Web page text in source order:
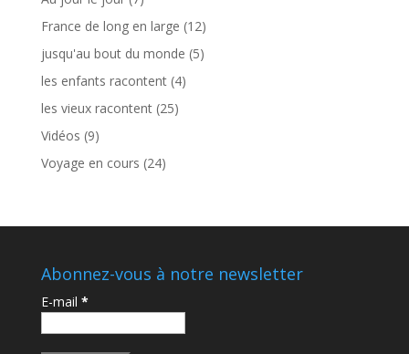
France de long en large (12)
jusqu'au bout du monde (5)
les enfants racontent(4)
les vieux racontent(25)
Vidéos (9)
Voyage en cours (24)
Abonnez-vous à notre newsletter
E-mail *